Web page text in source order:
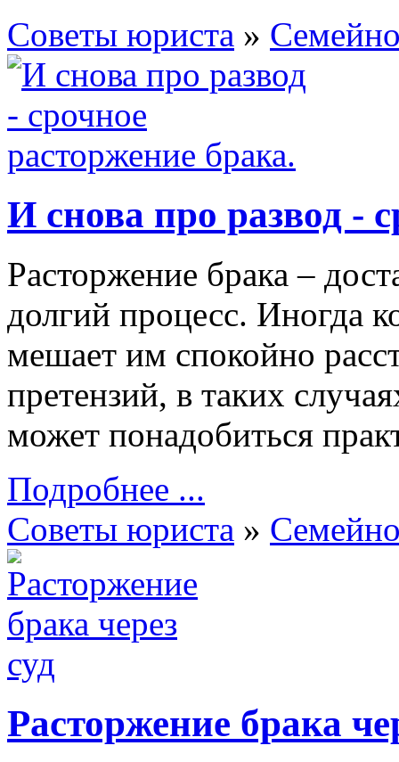
Советы юриста »
И снова про развод -
Расторжение брака –
долгий процесс. Иногда
мешает им спокойно
претензий, в таких
может понадобиться
Подробнее ...
Советы юриста »
Расторжение брака